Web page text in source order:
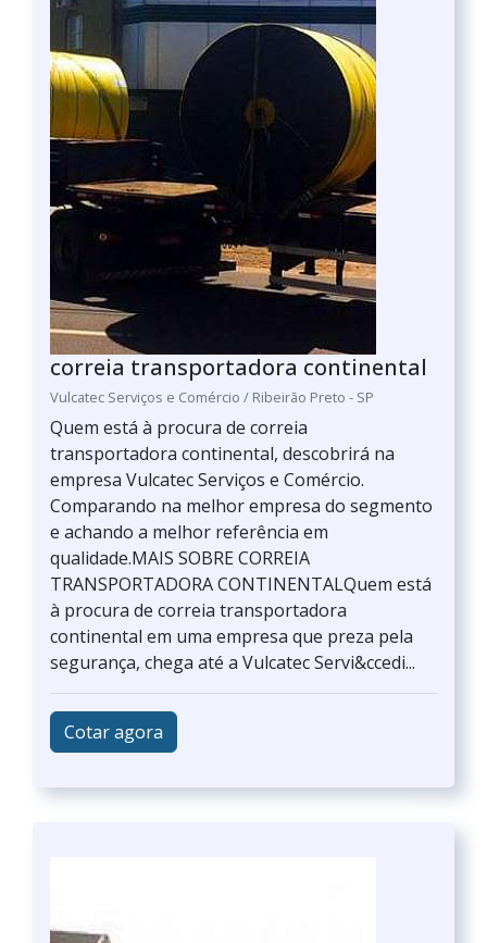
correia transportadora continental
Vulcatec Serviços e Comércio / Ribeirão Preto - SP
Quem está à procura de correia
transportadora continental, descobrirá na
empresa Vulcatec Serviços e Comércio.
Comparando na melhor empresa do segmento
e achando a melhor referência em
qualidade.MAIS SOBRE CORREIA
TRANSPORTADORA CONTINENTALQuem está
à procura de correia transportadora
continental em uma empresa que preza pela
segurança, chega até a Vulcatec Servi&ccedi...
Cotar agora